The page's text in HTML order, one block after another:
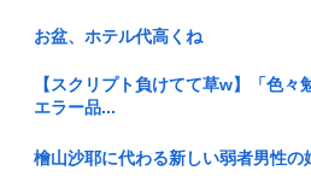
に照...
おっさん（38）と少女（16）の最
はうぜ...
【悲報】日本車の原価、たったの30
お盆、ホテル代高くね
【スクリプト負けてて草w】「色
エラー品...
檜山沙耶に代わる新しい弱者男性の